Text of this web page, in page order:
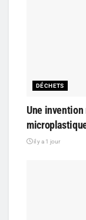
DÉCHETS
Une
il y a 1 jour